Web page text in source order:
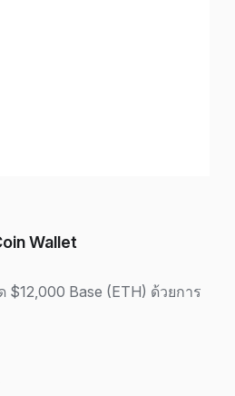
Wallet
Base (ETH) ด้วยการ